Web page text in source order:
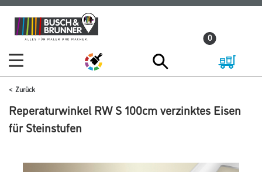
Zum
Inhalt
Zum
Navigationsmenü
0
Zurück
Reperaturwinkel RW S 100cm verzinktes Eisen
für Steinstufen